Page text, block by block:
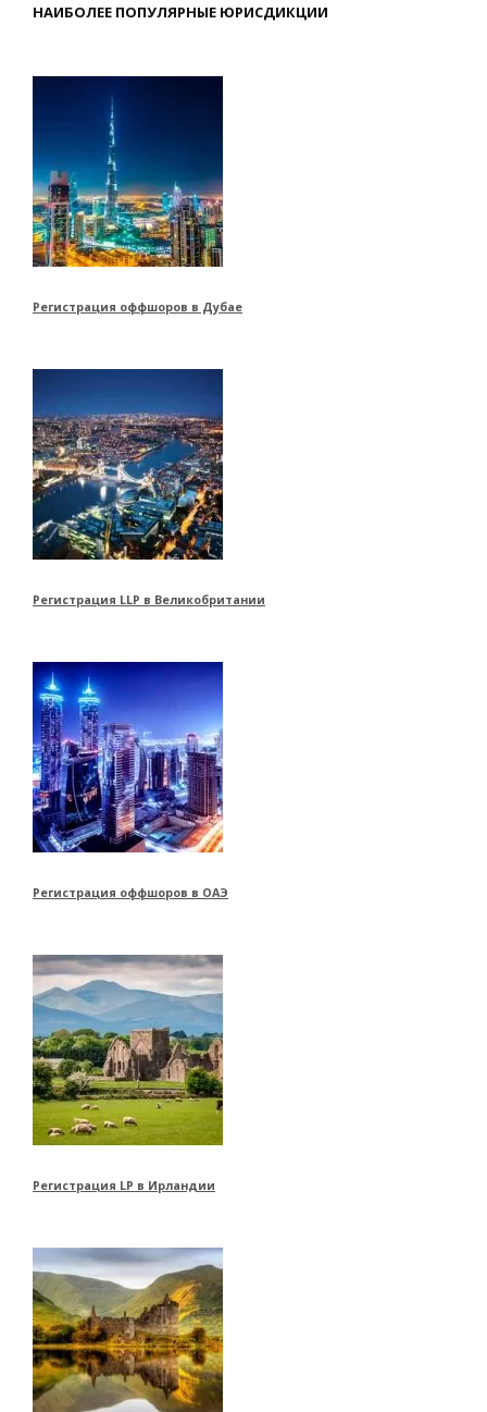
НАИБОЛЕЕ ПОПУЛЯРНЫЕ ЮРИСДИКЦИИ
Регистрация оффшоров в Дубае
Регистрация LLP в Великобритании
Регистрация оффшоров в ОАЭ
Регистрация LP в Ирландии